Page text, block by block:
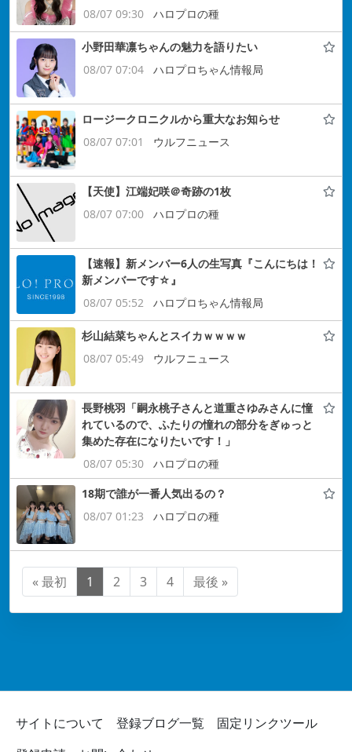
08/07 09:30
ハロプロの種
小野田華凛ちゃんの魅力を語りたい
08/07 07:04
ハロプロちゃん情報局
ロージークロニクルから重大なお知らせ
08/07 07:01
ウルフニュース
【天使】江端妃咲＠奇跡の1枚
08/07 07:00
ハロプロの種
【速報】新メンバー6人の生写真『こんにちは！
新メンバーです☆』
08/07 05:52
ハロプロちゃん情報局
杉山結菜ちゃんとスイカｗｗｗｗ
08/07 05:49
ウルフニュース
長野桃羽「嗣永桃子さんと道重さゆみさんに憧
れているので、ふたりの憧れの部分をぎゅっと
集めた存在になりたいです！」
08/07 05:30
ハロプロの種
18期で誰が一番人気出るの？
08/07 01:23
ハロプロの種
« 最初 1 2 3 4 最後 »
サイトについて 登録ブログ一覧
固定リンクツール